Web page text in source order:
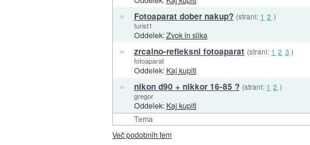
Tema
» Fotoaparat dober nakup? (strani: 1 2 )
turist1
Oddelek:Zvok in slika
» zrcalno-refleksni fotoaparat (strani: 1 2 3 )
fotoaparat
Oddelek: Kaj kupiti
» nikon d90 + nikkor 16-85 ? (strani: 1 2 )
gregor
Oddelek: Kaj kupiti
Več podobnih tem